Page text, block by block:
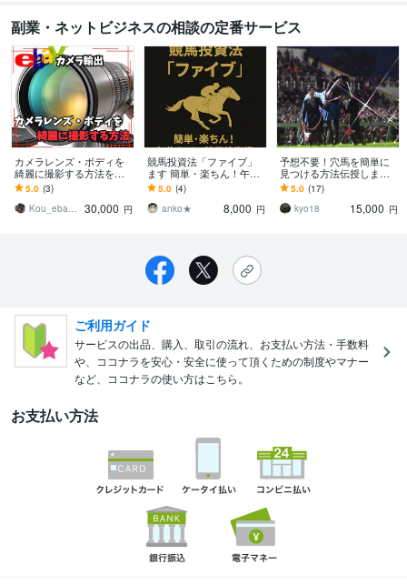
副業・ネットビジネスの相談の定番サービス
カメラレンズ・ボディを
綺麗に撮影する方法を教
えます 重要！！綺麗に商
品を撮影してライバルセ
ラーとの差別化を図ろう
5.0 (3)
Kou_ebayカメラ輸出
30,000 円
競馬投資法「ファイブ」
ます 簡単・楽ちん！午後
だけの競馬投資術
5.0 (4)
anko★
8,000 円
予想不要！穴馬を簡単に
見つける方法伝授します
オッズを使ったオリジナ
ルのロジックです！
5.0 (17)
kyo18
15,000 円
ご利用ガイド
サービスの出品、購入、取引の流れ、お支払い方法・手数料
や、ココナラを安心・安全に使って頂くための制度やマナー
など、ココナラの使い方はこちら。
お支払い方法